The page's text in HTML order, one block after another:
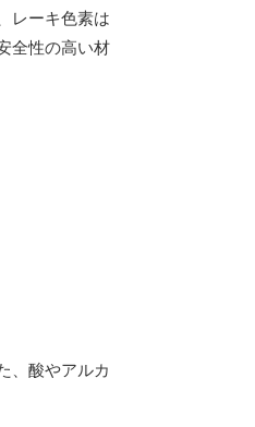
レーキ色素は
全性の高い材
、酸やアルカ